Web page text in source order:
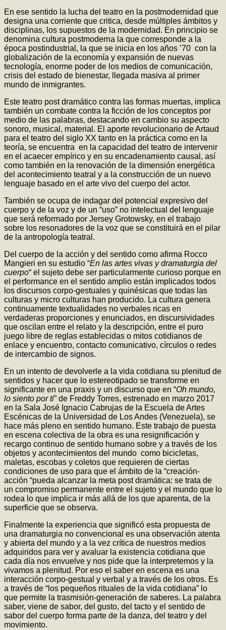
En ese sentido la lucha del teatro en la postmodernidad que
designa una corriente que critica, desde múltiples ámbitos y
disciplinas, los supuestos de la modernidad. En principio se
denomina cultura postmoderna la que corresponde a la
época postindustrial, la que se inicia en los años ’70 con la
globalización de la economía y expansión de nuevas
tecnología, enorme poder de los medios de comunicación,
crisis del estado de bienestar, llegada masiva al primer
mundo de inmigrantes.
Este teatro post dramático contra las formas muertas, implica
también un combate contra la ficción de los conceptos por
medio de las palabras, destacando en cambio su aspecto
sonoro, musical, material. El aporte revolucionario de Artaud
para el teatro del siglo XX tanto en la práctica como en la
teoría, se encuentra en la capacidad del teatro de intervenir
en el acaecer empírico y en su encadenamiento causal, así
como también en la renovación de la dimensión energética
del acontecimiento teatral y a la construcción de un nuevo
lenguaje basado en el arte vivo del cuerpo del actor.
También se ocupa de indagar del potencial expresivo del
cuerpo y de la voz y de un “uso” no intelectual del lenguaje
que será reformado por Jersey Grotowsky, en el trabajo
sobre los resonadores de la voz que se constituirá en el pilar
de la antropología teatral.
Del cuerpo de la acción y del sentido como afirma Rocco
Mangieri en su estudio “En las artes vivas y dramaturgia del
cuerpo“ el sujeto debe ser particularmente curioso porque en
el performance en el sentido amplio están implicados todos
los discursos corpo-gestuales y quinésicas que todas las
culturas y micro culturas han producido. La cultura genera
continuamente textualidades no verbales ricas en
verdaderas proporciones y enunciados, en discursividades
que oscilan entre el relato y la descripción, entre el puro
juego libre de reglas establecidas o mitos cotidianos de
enlace y encuentro, contacto comunicativo, círculos o redes
de intercambio de signos.
En un intento de devolverle a la vida cotidiana su plenitud de
sentidos y hacer que lo estereotipado se transforme en
significante en una praxis y un discurso que en “Oh mundo,
lo siento por ti” de Freddy Torres, estrenado en marzo 2017
en la Sala José Ignacio Cabrujas de la Escuela de Artes
Escénicas de la Universidad de Los Andes (Venezuela), se
hace más pleno en sentido humano. Este trabajo de puesta
en escena colectiva de la obra es una resignificación y
recargo continuo de sentido humano sobre y a través de los
objetos y acontecimientos del mundo como bicicletas,
maletas, escobas y coletos que requieren de ciertas
condiciones de uso para que el ámbito de la “creación-
acción “pueda alcanzar la meta post dramática: se trata de
un compromiso permanente entre el sujeto y el mundo que lo
rodea lo que implica ir más allá de los que aparenta, de la
superficie que se observa.
Finalmente la experiencia que significó esta propuesta de
una dramaturgia no convencional es una observación atenta
y abierta del mundo y a la vez crítica de nuestros medios
adquiridos para ver y avaluar la existencia cotidiana que
cada día nos envuelve y nos pide que la interpretemos y la
vivamos a plenitud. Por eso el saber en escena es una
interacción corpo-gestual y verbal y a través de los otros. Es
a través de “los pequeños rituales de la vida cotidiana” lo
que permite la trasmisión-generación de saberes. La palabra
saber, viene de sabor, del gusto, del tacto y el sentido de
sabor del cuerpo forma parte de la danza, del teatro y del
movimiento.